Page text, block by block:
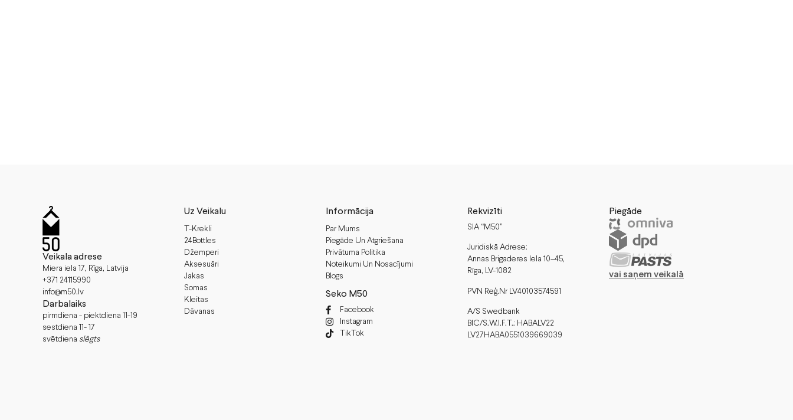
Veikala adrese
Miera iela 17, Rīga, Latvija
+371 24115990
info@m50.lv
Darbalaiks
pirmdiena - piektdiena 11-19
sestdiena 11- 17
svētdiena slēgts
Uz Veikalu
T-Krekli
24Bottles
Džemperi
Aksesuāri
Jakas
Somas
Kleitas
Dāvanas
Informācija
Par Mums
Piegāde Un Atgriešana
Privātuma Politika
Noteikumi Un Nosacījumi
Blogs
Seko M50
Facebook
Instagram
TikTok
Rekvizīti
SIA “M50”
Juridiskā Adrese:
Annas Brigaderes Iela 10–45,
Rīga, LV-1082
PVN Reģ.Nr LV40103574591
A/S Swedbank
BIC/S.W.I.F.T.: HABALV22
LV27HABA0551039669039
Piegāde
vai saņem veikalā